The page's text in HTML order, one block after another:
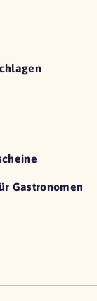
Gastronomen